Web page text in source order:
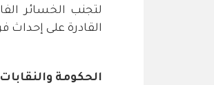
لتجنب الخسائر
القادرة على إحداث
الحكومة